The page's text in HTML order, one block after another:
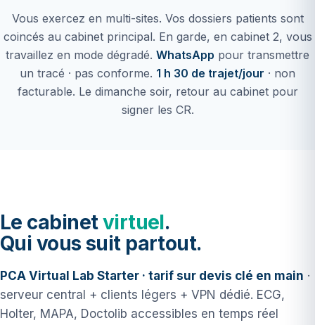
Vous exercez en multi-sites. Vos dossiers patients sont
coincés au cabinet principal. En garde, en cabinet 2, vous
travaillez en mode dégradé. WhatsApp pour transmettre
un tracé · pas conforme. 1 h 30 de trajet/jour · non
facturable. Le dimanche soir, retour au cabinet pour
signer les CR.
Le cabinetvirtuel.
Qui vous suit partout.
PCA Virtual Lab Starter · tarif sur devis clé en main ·
serveur central + clients légers + VPN dédié. ECG,
Holter, MAPA, Doctolib accessibles en temps réel